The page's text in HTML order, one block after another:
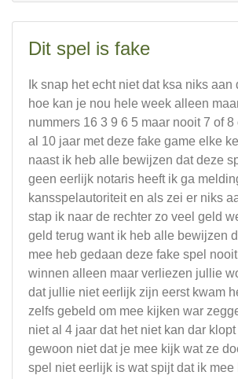
Dit spel is fake
Ik snap het echt niet dat ksa niks
hoe kan je nou hele week alleen
nummers 16 3 9 6 5 maar nooit 7 of 8
al 10 jaar met deze fake game elke
naast ik heb alle bewijzen dat deze
geen eerlijk notaris heeft ik ga
kansspelautoriteit en als zei er niks
stap ik naar de rechter zo veel geld
geld terug want ik heb alle bewijzen
mee heb gedaan deze fake spel
winnen alleen maar verliezen jullie
dat jullie niet eerlijk zijn eerst kwam
zelfs gebeld om mee kijken war
niet al 4 jaar dat het niet kan dar
gewoon niet dat je mee kijk wat ze
spel niet eerlijk is wat spijt dat ik mee